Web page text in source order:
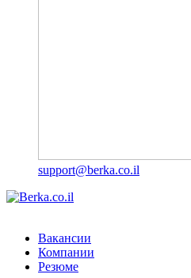
support@berka.co.il
Вакансии
Компании
Резюме